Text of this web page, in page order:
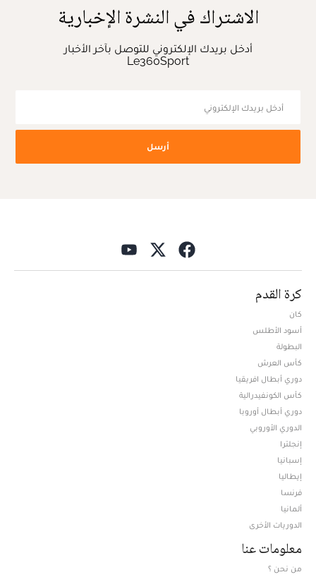
الاشتراك في النشرة الإخبارية
أدخل بريدك الإلكتروني للتوصل بآخر الأخبار
Le360Sport
أرسل
كرة القدم
كان
أسود الأطلس
البطولة
كأس العرش
دوري أبطال افريقيا
كأس الكونفيدرالية
دوري أبطال أوروبا
الدوري الأوروبي
إنجلترا
إسبانيا
إيطاليا
فرنسا
ألمانيا
الدوريات الأخرى
معلومات عنا
من نحن ؟